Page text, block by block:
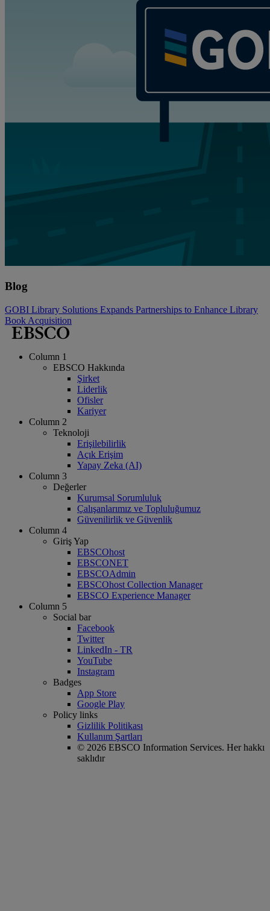
Blog
GOBI Library Solutions Expands Partnerships to Enhance Library
Book Acquisition
Column 1
EBSCO Hakkında
Şirket
Liderlik
Ofisler
Kariyer
Column 2
Teknoloji
Erişilebilirlik
Açık Erişim
Yapay Zeka (AI)
Column 3
Değerler
Kurumsal Sorumluluk
Çalışanlarımız ve Topluluğumuz
Güvenilirlik ve Güvenlik
Column 4
Giriş Yap
EBSCOhost
EBSCONET
EBSCOAdmin
EBSCOhost Collection Manager
EBSCO Experience Manager
Column 5
Social bar
Facebook
Twitter
LinkedIn - TR
YouTube
Instagram
Badges
App Store
Google Play
Policy links
Gizlilik Politikası
Kullanım Şartları
© 2026 EBSCO Information Services. Her hakkı
saklıdır